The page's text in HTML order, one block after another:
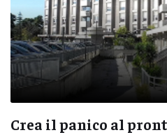
Crea il panico al